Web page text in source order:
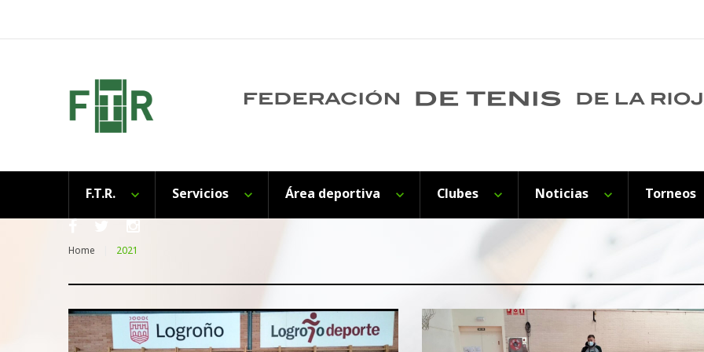
F.T.R. Servicios Área deportiva Clubes Noticias Torneos
Home 2021
Categoría: